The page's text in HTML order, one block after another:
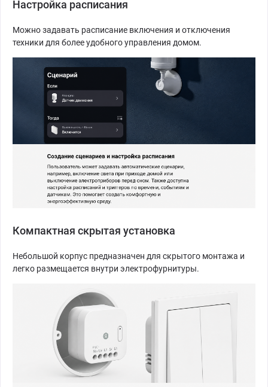
Настройка расписания
Можно задавать расписание включения и отключения
техники для более удобного управления домом.
Компактная скрытая установка
Небольшой корпус предназначен для скрытого монтажа и
легко размещается внутри электрофурнитуры.